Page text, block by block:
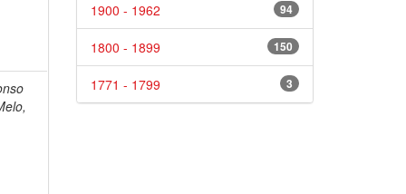
94
1900 - 1962
150
1800 - 1899
3
1771 - 1799